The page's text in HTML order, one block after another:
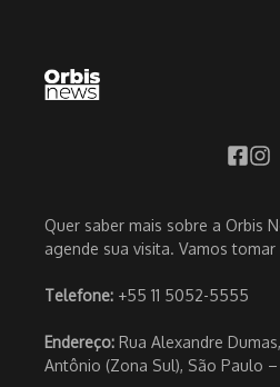
Quer saber mais sobre a Orbis
agende sua visita. Vamos tomar
Telefone: +55 11 5052-5555
Endereço: Rua Alexandre
Antônio (Zona Sul), São Paulo –